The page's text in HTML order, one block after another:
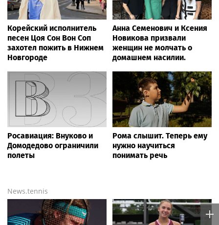
Корейский исполнитель
песен Цоя Сон Вон Соп
захотел пожить в Нижнем
Новгороде
Анна Семенович и Ксения
Новикова призвали
женщин не молчать о
домашнем насилии.
Росавиация: Внуково и
Домодедово ограничили
полеты
Рома слышит. Теперь ему
нужно научиться
понимать речь
News.tennis